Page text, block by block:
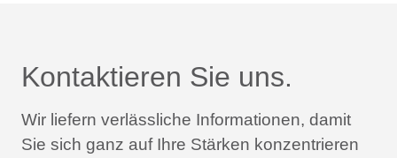
Kontaktieren Sie uns.
Wir liefern verlässliche Informationen, damit
Sie sich ganz auf Ihre Stärken konzentrieren